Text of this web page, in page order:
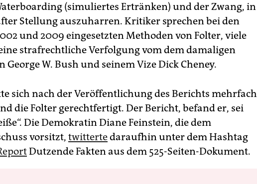
(simuliertes Ertränken) und der Zwang, in
Stellung auszuharren. Kritiker sprechen bei den
und 2009 eingesetzten Methoden von Folter, viele
strafrechtliche Verfolgung vom dem damaligen
George W. Bush und seinem Vize Dick Cheney.
sich nach der Veröffentlichung des Berichts mehrfach
die Folter gerechtfertigt. Der Bericht, befand er, sei
Die Demokratin Diane Feinstein, die dem
vorsitzt, twittertedaraufhin unter dem Hashtag
Dutzende Fakten aus dem 525-Seiten-Dokument.